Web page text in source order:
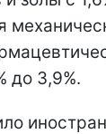
до 3,9%.